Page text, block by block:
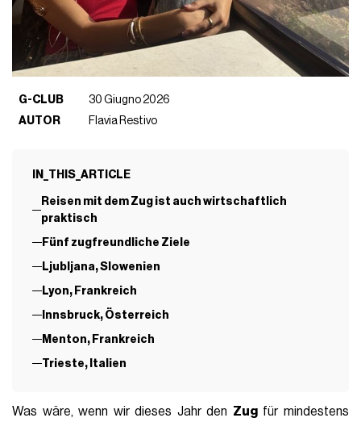
G-CLUB
30 Giugno 2026
AUTOR
Flavia Restivo
IN_THIS_ARTICLE
Reisen mit dem Zug ist auch wirtschaftlich
praktisch
Fünf zugfreundliche Ziele
Ljubljana, Slowenien
Lyon, Frankreich
Innsbruck, Österreich
Menton, Frankreich
Trieste, Italien
Was wäre, wenn wir dieses Jahr den Zugfür mindestens